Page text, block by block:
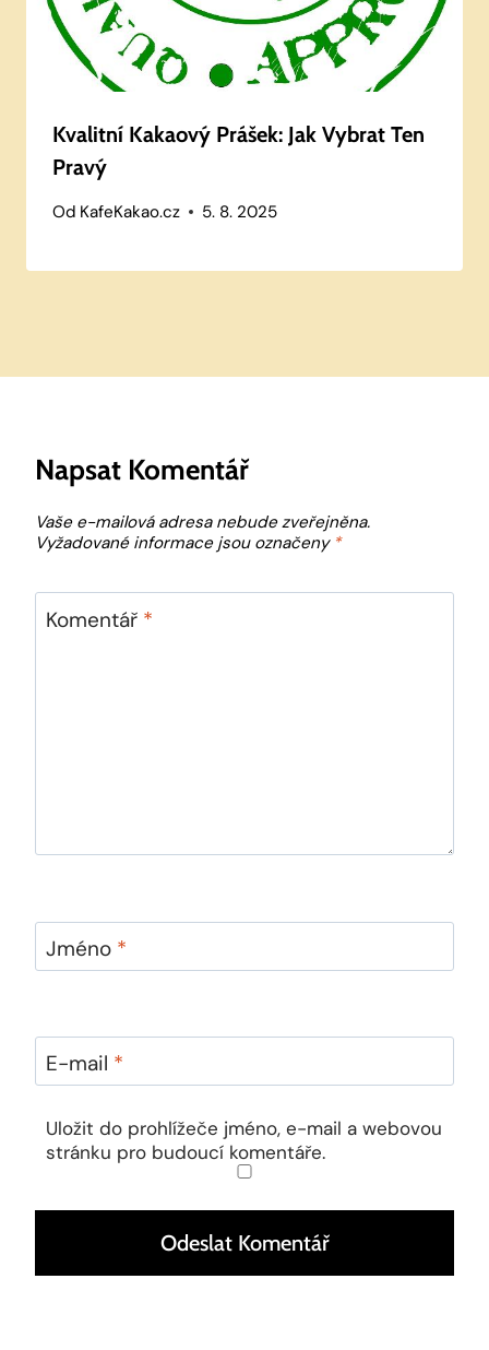
Kvalitní Kakaový Prášek: Jak Vybrat Ten
Pravý
Od KafeKakao.cz 5. 8. 2025
Napsat Komentář
Vaše e-mailová adresa nebude zveřejněna.
Vyžadované informace jsou označeny *
Komentář *
Jméno *
E-mail *
Uložit do prohlížeče jméno, e-mail a webovou
stránku pro budoucí komentáře.